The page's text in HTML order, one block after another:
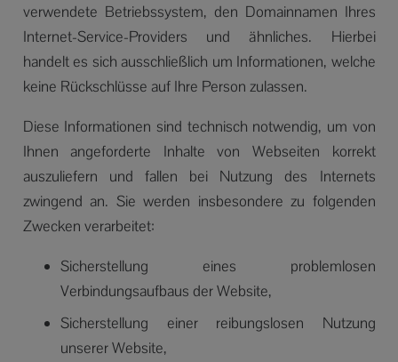
verwendete Betriebssystem, den Domainnamen Ihres
Internet-Service-Providers und ähnliches. Hierbei
handelt es sich ausschließlich um Informationen, welche
keine Rückschlüsse auf Ihre Person zulassen.
Diese Informationen sind technisch notwendig, um von
Ihnen angeforderte Inhalte von Webseiten korrekt
auszuliefern und fallen bei Nutzung des Internets
zwingend an. Sie werden insbesondere zu folgenden
Zwecken verarbeitet:
Sicherstellung eines problemlosen
Verbindungsaufbaus der Website,
Sicherstellung einer reibungslosen Nutzung
unserer Website,